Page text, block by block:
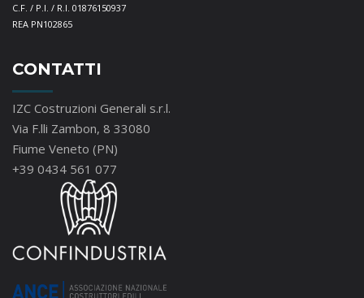
C.F. / P.I. / R.I. 01876150937
REA PN102865
CONTATTI
IZC Costruzioni Generali s.r.l.
Via F.lli Zambon, 8 33080
Fiume Veneto (PN)
+39 0434 561 077